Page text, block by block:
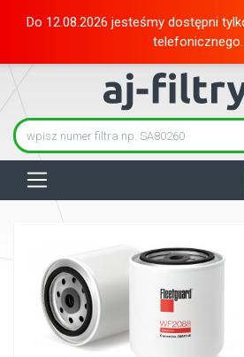
Do 12.08.2026 jesteśmy dostępni
telefonicznego.